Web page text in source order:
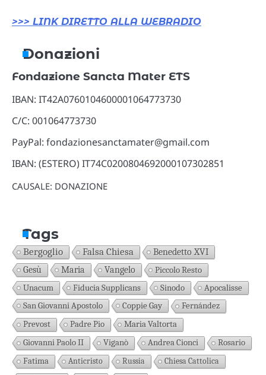
>>> LINK DIRETTO ALLA WEBRADIO
Donazioni
Fondazione Sancta Mater ETS
IBAN: IT42A0760104600001064773730
C/C: 001064773730
PayPal: fondazionesanctamater@gmail.com
IBAN: (ESTERO) IT74C0200804692000107302851
CAUSALE: DONAZIONE
Tags
Bergoglio Falsa Chiesa Benedetto XVI
Gesù Maria Vangelo
Piccolo Resto
Unacum
Fiducia Supplicans Sinodo
Apocalisse
San Giovanni Apostolo
Coppie Gay
Fernández
Prevost
Padre Pio
Maria Valtorta
Giovanni Paolo II
Viganò Andrea Cionci
Rosario
Fatima
Anticristo Russia
Chiesa Cattolica